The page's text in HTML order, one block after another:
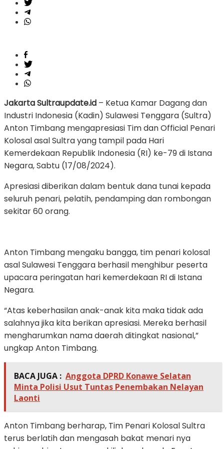
Jakarta Sultraupdate.id – Ketua Kamar Dagang dan
Industri Indonesia (Kadin) Sulawesi Tenggara (Sultra)
Anton Timbang mengapresiasi Tim dan Official Penari
Kolosal asal Sultra yang tampil pada Hari
Kemerdekaan Republik Indonesia (RI) ke-79 di Istana
Negara, Sabtu (17/08/2024).
Apresiasi diberikan dalam bentuk dana tunai kepada
seluruh penari, pelatih, pendamping dan rombongan
sekitar 60 orang.
Anton Timbang mengaku bangga, tim penari kolosal
asal Sulawesi Tenggara berhasil menghibur peserta
upacara peringatan hari kemerdekaan RI di Istana
Negara.
“Atas keberhasilan anak-anak kita maka tidak ada
salahnya jika kita berikan apresiasi. Mereka berhasil
mengharumkan nama daerah ditingkat nasional,”
ungkap Anton Timbang.
BACA JUGA : Anggota DPRD Konawe Selatan
Minta Polisi Usut Tuntas Penembakan Nelayan
Laonti
Anton Timbang berharap, Tim Penari Kolosal Sultra
terus berlatih dan mengasah bakat menari nya